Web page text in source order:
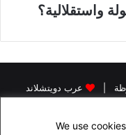
We use
واستقلالية؟
عرب دويتشلاند
الاقامة الدائمة في المانيا